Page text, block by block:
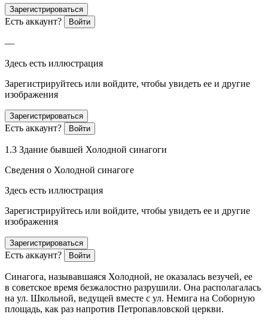
Зарегистрироваться
Есть аккаунт? Войти
—
Здесь есть иллюстрация
Зарегистрируйтесь или войдите, чтобы увидеть ее и другие
изображения
Зарегистрироваться
Есть аккаунт? Войти
1.3 Здание бывшей Холодной синагоги
Сведения о Холодной синагоге
Здесь есть иллюстрация
Зарегистрируйтесь или войдите, чтобы увидеть ее и другие
изображения
Зарегистрироваться
Есть аккаунт? Войти
Синагога, называвшаяся Холодной, не оказалась везучей, ее
в советское время безжалостно разрушили. Она располагалась
на ул. Школьной, ведущей вместе с ул. Немига на Соборную
площадь, как раз напротив Петропавловской церкви.